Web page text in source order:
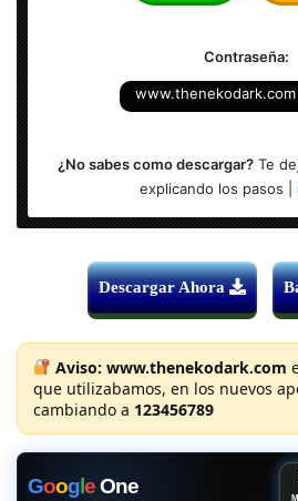
Contraseña:
www.thenekodark.com
¿No sabes como descargar?Te
explicando los pasos |
Descargar Ahora
Aviso: www.thenekodark.com
que utilizabamos, en los nuevos
cambiando a 123456789
GoogeOne